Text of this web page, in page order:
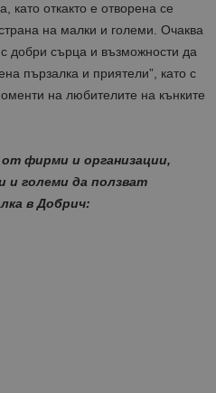
като откакто е отворена се
на малки и големи. Очаква
добри сърца и възможности да
пързалка и приятели”, като с
на любителите на кънките
фирми и организации,
и големи да ползват
в Добрич: